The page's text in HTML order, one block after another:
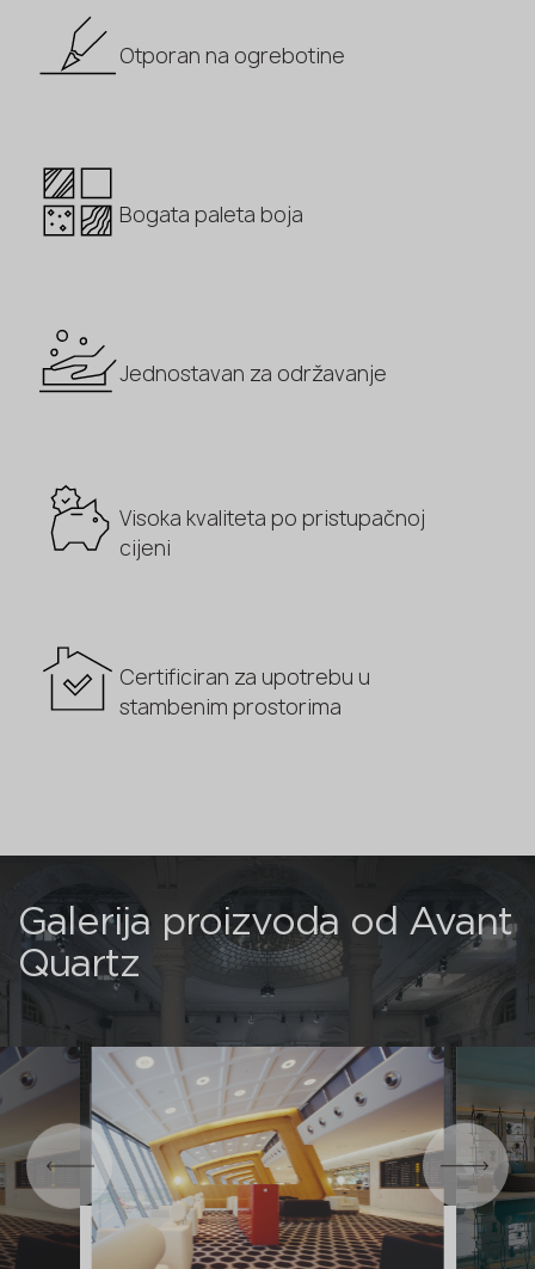
Otporan na ogrebotine
Bogata paleta boja
Jednostavan za održavanje
Visoka kvaliteta po pristupačnoj
cijeni
Certificiran za upotrebu u
stambenim prostorima
Galerija proizvoda od Avant
Quartz